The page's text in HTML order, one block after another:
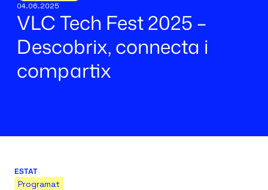
04.06.2025
VLC Tech Fest 2025 –
Descobrix, connecta i
compartix
ESTAT
Programat